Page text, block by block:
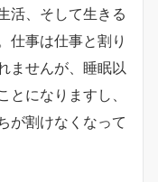
活、そして生きる
仕事は仕事と割り
ませんが、睡眠以
になりますし、
が割けなくなって